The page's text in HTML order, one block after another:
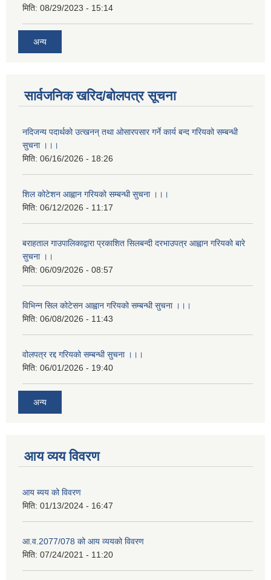
मिति: 08/29/2023 - 15:14
अन्य
सार्वजनिक खरिद/बोलपत्र सूचना
नदिजन्य पदार्थको उत्खनन् तथा ओसारपसार गर्ने कार्य बन्द गरियको सम्बन्धी
सुचना ।।।
मिति: 06/16/2026 - 18:26
शिल कोटेशन आह्वान गरियको सम्बन्धी सुचना ।।।
मिति: 06/12/2026 - 11:17
बराहताल गाउपालिकाद्वारा प्रकाशित सिलबन्दी दरभाउपत्र आह्वान गरियको बारे
सुचना ।।
मिति: 06/09/2026 - 08:57
विभिन्न सिल कोटेसन आह्वान गरियको सम्बन्धी सुचना ।।।
मिति: 06/08/2026 - 11:43
वोलपत्र रद्द गरियको सम्बन्धी सुचना ।।।
मिति: 06/01/2026 - 19:40
अन्य
आय व्यय विवरण
आय ब्यय को विवरण
मिति: 01/13/2024 - 16:47
आ.व.2077/078 को आय व्ययको विवरण
मिति: 07/24/2021 - 11:20